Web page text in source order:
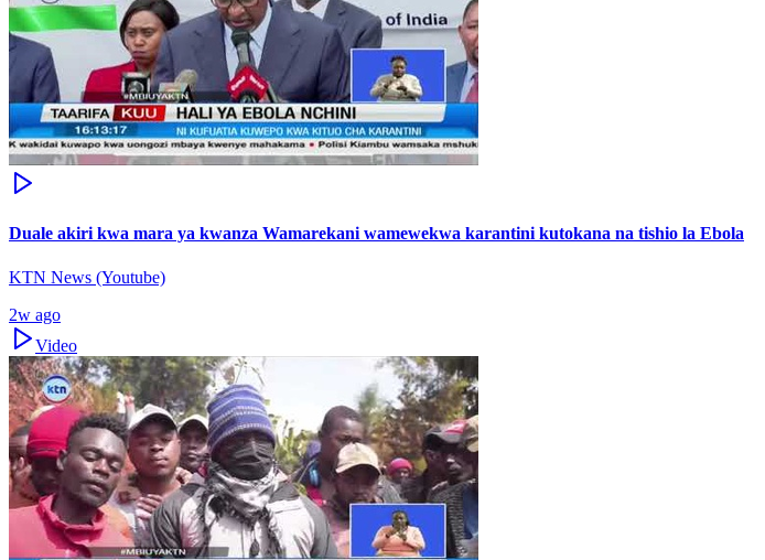
Duale akiri kwa mara ya kwanza Wamarekani wamewekwa karantini kutokana na tishio la Ebola
KTN News (Youtube)
2w ago
Video